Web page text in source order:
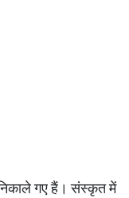
निकाले गए हैं। संस्कृत में